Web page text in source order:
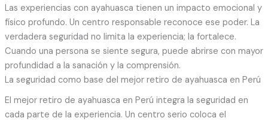
Las experiencias con ayahuasca tienen un impacto emocional y
físico profundo. Un centro responsable reconoce ese poder. La
verdadera seguridad no limita la experiencia; la fortalece.
Cuando una persona se siente segura, puede abrirse con mayor
profundidad a la sanación y la comprensión.
La seguridad como base del mejor retiro de ayahuasca en Perú
El mejor retiro de ayahuasca en Perú integra la seguridad en
cada parte de la experiencia. Un centro serio coloca el